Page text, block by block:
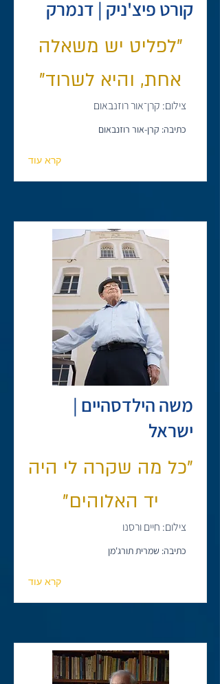
קורט פיצ'ניק | דנמרק
"לפליט יש משאלה
אחת, והיא לשרוד"
צילום: קרן־אור רוזנבאום
כתיבה: קרן-אור רוזנבאום
קרא עוד
משה הילדסהיים |
ישראל
"כל מה שקרה לי היה
יד האלוהים"
צילום: חיים ורסנו
כתיבה: שמרית תורג'מן
קרא עוד